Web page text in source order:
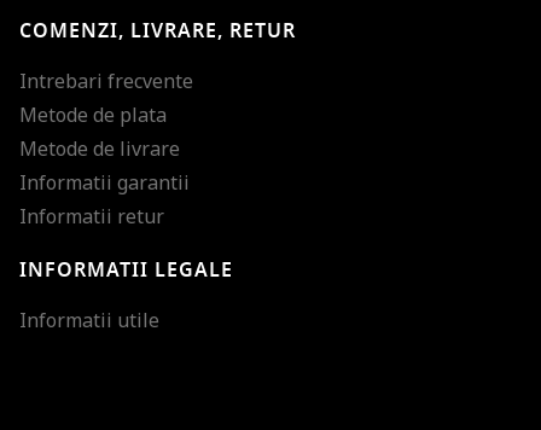
COMENZI, LIVRARE, RETUR
Intrebari frecvente
Metode de plata
Metode de livrare
Informatii garantii
Informatii retur
INFORMATII LEGALE
Informatii utile